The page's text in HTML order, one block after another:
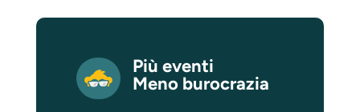
Più eventi
Meno burocrazia